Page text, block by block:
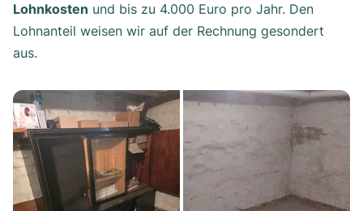
Lohnkosten und bis zu 4.000 Euro pro Jahr. Den
Lohnanteil weisen wir auf der Rechnung gesondert
aus.